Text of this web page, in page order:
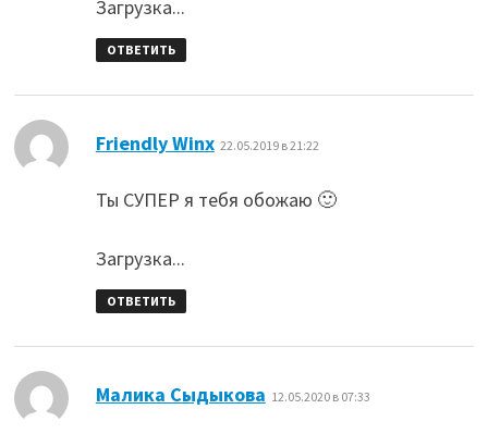
Загрузка...
ОТВЕТИТЬ
Friendly Winx: 22.05.2019 в 21:22
Ты СУПЕР я тебя обожаю 🙂
Загрузка...
ОТВЕТИТЬ
Малика Сыдыкова 12.05.2020 в 07:33